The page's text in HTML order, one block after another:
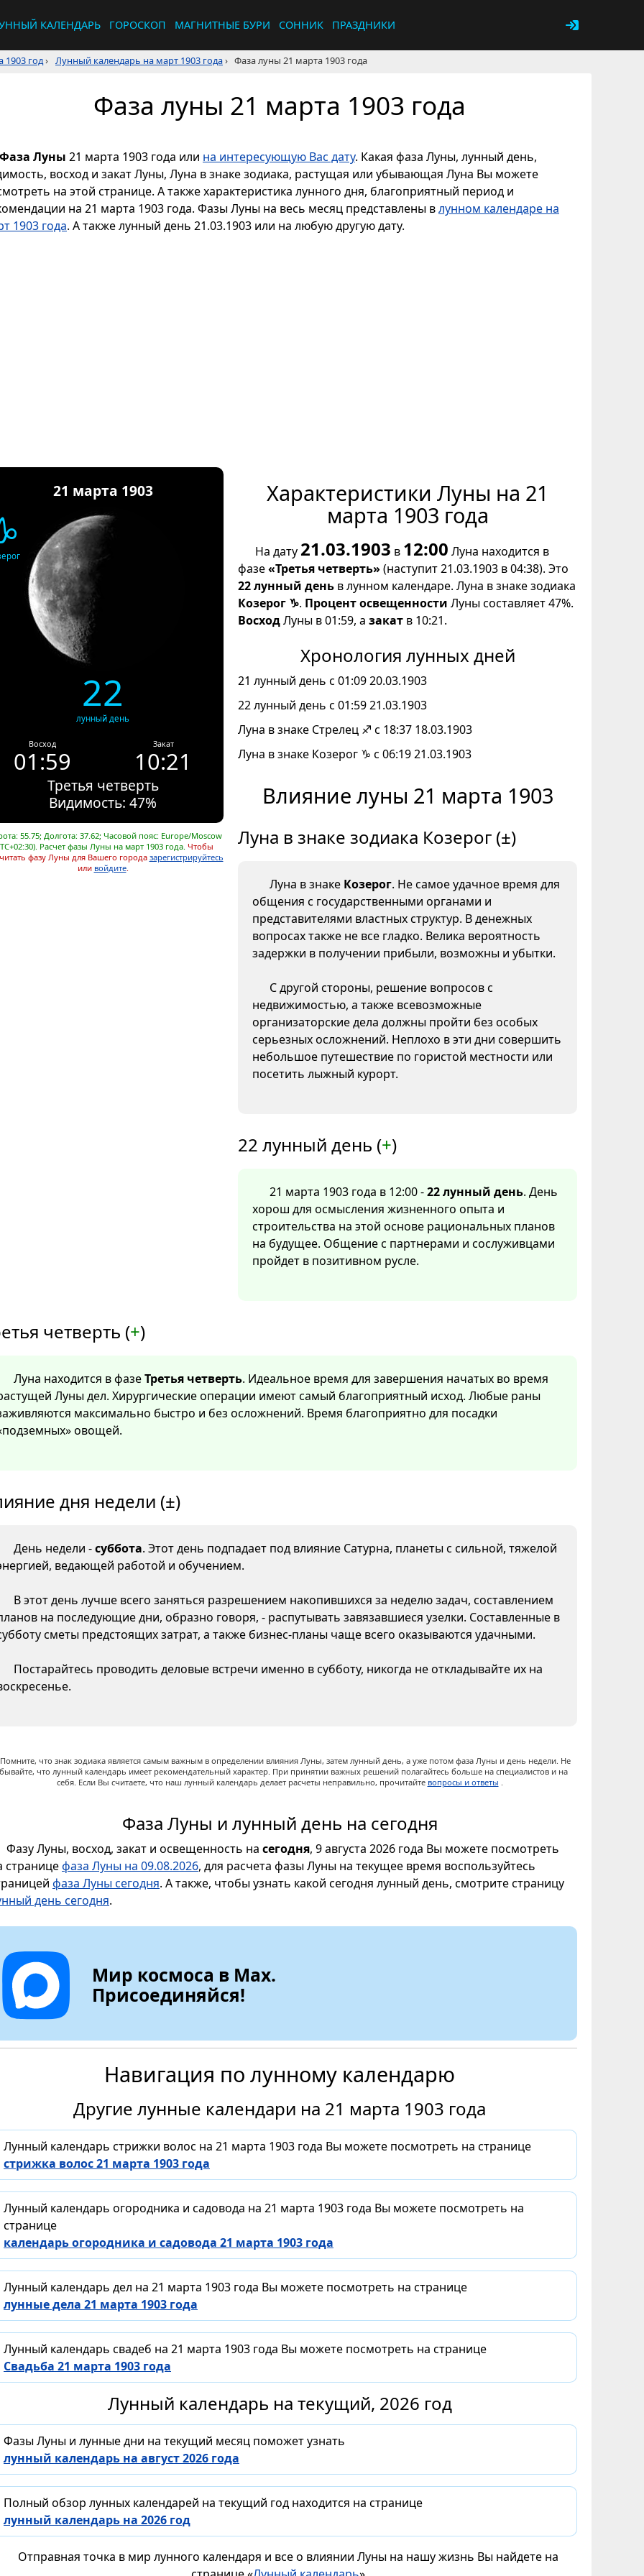
КАЛЕНДАРЬ ГОРОСКОП МАГНИТНЫЕ БУРИ СОННИК ПРАЗДНИКИ
1903 год› Лунный календарь на март 1903 года› Фаза луны 21 марта 1903 года
Фаза луны 21 марта 1903 года
Фаза Луны 21 марта 1903 года или на интересующую Вас дату. Какая фаза Луны, лунный день,
восход и закат Луны, Луна в знаке зодиака, растущая или убывающая Луна Вы можете
на этой странице. А также характеристика лунного дня, благоприятный период и
на 21 марта 1903 года. Фазы Луны на весь месяц представлены влунном календаре на
1903 года. А также лунный день 21.03.1903 или на любую другую дату.
21 марта 1903
22
лунный день
Восход
01:59
Закат
10:21
Третья четверть
Видимость: 47%
55.75; Долгота: 37.62; Часовой пояс: Europe/Moscow
Расчет фазы Луны на март 1903 года. Чтобы
фазу Луны для Вашего города зарегистрируйтесь
или войдите.
Характеристики Луны на 21
марта 1903 года
На дату 21.03.1903 в 12:00 Луна находится в
фазе«Третья четверть»(наступит 21.03.1903 в 04:38). Это
22 лунный день в лунном календаре. Луна в знаке зодиака
Козерог ♑. Процент освещенности Луны составляет 47%.
ВосходЛуны в 01:59, а закат в 10:21.
Хронология лунных дней
21 лунный день с 01:09 20.03.1903
22 лунный день с 01:59 21.03.1903
Луна в знаке Стрелец ♐ с 18:37 18.03.1903
Луна в знаке Козерог ♑ с 06:19 21.03.1903
Влияние луны 21 марта 1903
Луна в знаке зодиака Козерог (±)
Луна в знаке Козерог. Не самое удачное время для
общения с государственными органами и
представителями властных структур. В денежных
вопросах также не все гладко. Велика вероятность
задержки в получении прибыли, возможны и убытки.
С другой стороны, решение вопросов с
недвижимостью, а также всевозможные
организаторские дела должны пройти без особых
серьезных осложнений. Неплохо в эти дни совершить
небольшое путешествие по гористой местности или
посетить лыжный курорт.
22 лунный день (+)
21 марта 1903 года в 12:00 -22 лунный день. День
хорош для осмысления жизненного опыта и
строительства на этой основе рациональных планов
на будущее. Общение с партнерами и сослуживцами
пройдет в позитивном русле.
четверть (+)
Луна находится в фазеТретья четверть. Идеальное время для завершения начатых во время
Луны дел. Хирургические операции имеют самый благоприятный исход. Любые раны
максимально быстро и без осложнений. Время благоприятно для посадки
овощей.
дня недели (±)
День недели -суббота. Этот день подпадает под влияние Сатурна, планеты с сильной, тяжелой
ведающей работой и обучением.
В этот день лучше всего заняться разрешением накопившихся за неделю задач, составлением
на последующие дни, образно говоря, - распутывать завязавшиеся узелки. Составленные в
сметы предстоящих затрат, а также бизнес-планы чаще всего оказываются удачными.
Постарайтесь проводить деловые встречи именно в субботу, никогда не откладывайте их на
Помните, что знак зодиака является самым важным в определении влияния Луны, затем лунный день, а уже потом фаза Луны и день недели. Не
что лунный календарь имеет рекомендательный характер. При принятии важных решений полагайтесь больше на специалистов и на
себя. Если Вы считаете, что наш лунный календарь делает расчеты неправильно, прочитайте вопросы и ответы .
Фаза Луны и лунный день на сегодня
Фазу Луны, восход, закат и освещенность на сегодня, 9 августа 2026 года Вы можете посмотреть
страницефаза Луны на 09.08.2026, для расчета фазы Луны на текущее время воспользуйтесь
фаза Луны сегодня. А также, чтобы узнать какой сегодня лунный день, смотрите страницу
день сегодня.
Мир космоса в Max.
Присоединяйся!
Навигация по лунному календарю
Другие лунные календари на 21 марта 1903 года
Лунный календарь стрижки волос на 21 марта 1903 года Вы можете посмотреть на странице
стрижка волос 21 марта 1903 года
Лунный календарь огородника и садовода на 21 марта 1903 года Вы можете посмотреть на
странице
календарь огородника и садовода 21 марта 1903 года
Лунный календарь дел на 21 марта 1903 года Вы можете посмотреть на странице
лунные дела 21 марта 1903 года
Лунный календарь свадеб на 21 марта 1903 года Вы можете посмотреть на странице
Свадьба 21 марта 1903 года
Лунный календарь на текущий, 2026 год
Фазы Луны и лунные дни на текущий месяц поможет узнать
лунный календарь на август 2026 года
Полный обзор лунных календарей на текущий год находится на странице
лунный календарь на 2026 год
Отправная точка в мир лунного календаря и все о влиянии Луны на нашу жизнь Вы найдете на